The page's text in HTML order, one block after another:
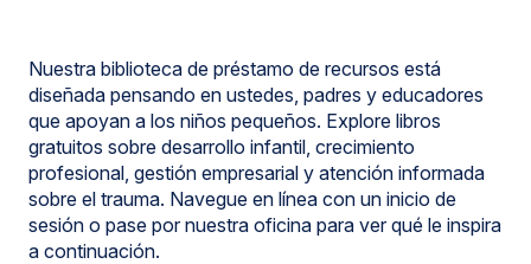
Nuestra biblioteca de préstamo de recursos está
diseñada pensando en ustedes, padres y educadores
que apoyan a los niños pequeños. Explore libros
gratuitos sobre desarrollo infantil, crecimiento
profesional, gestión empresarial y atención informada
sobre el trauma. Navegue en línea con un inicio de
sesión o pase por nuestra oficina para ver qué le inspira
a continuación.